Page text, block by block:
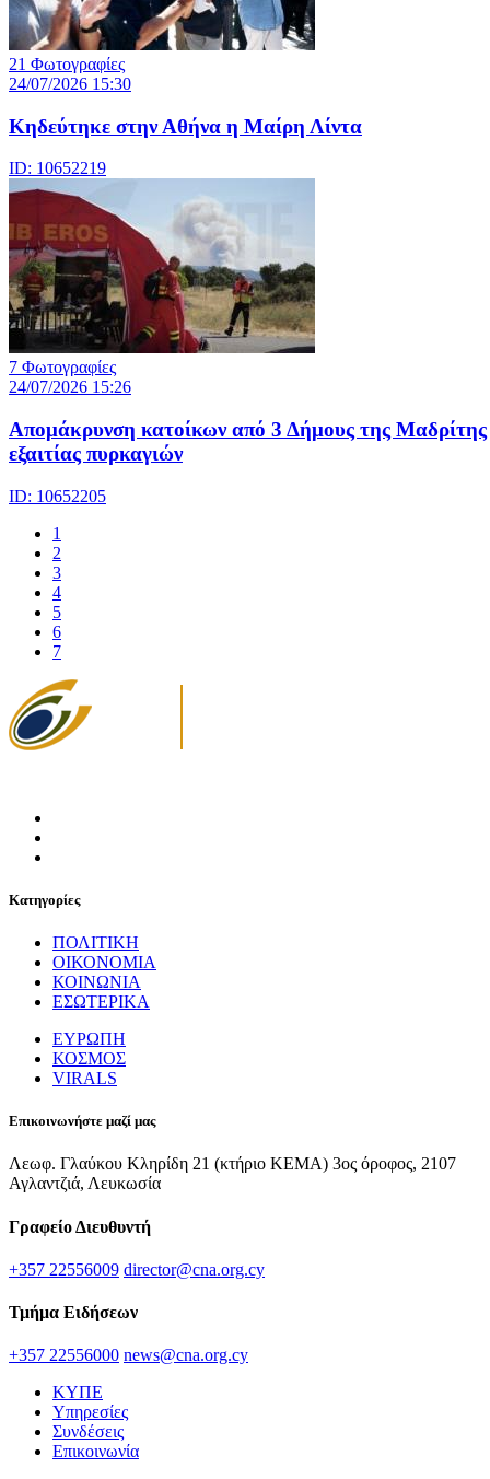
21 Φωτογραφίες
24/07/2026 15:30
Κηδεύτηκε στην Αθήνα η Μαίρη Λίντα
ID: 10652219
7 Φωτογραφίες
24/07/2026 15:26
Απομάκρυνση κατοίκων από 3 Δήμους της Μαδρίτης
εξαιτίας πυρκαγιών
ID: 10652205
1
2
3
4
5
6
7
Κατηγορίες
ΠΟΛΙΤΙΚΗ
ΟΙΚΟΝΟΜΙΑ
ΚΟΙΝΩΝΙΑ
ΕΣΩΤΕΡΙΚΑ
ΕΥΡΩΠΗ
ΚΟΣΜΟΣ
VIRALS
Επικοινωνήστε μαζί μας
Λεωφ. Γλαύκου Κληρίδη 21 (κτήριο ΚΕΜΑ) 3ος όροφος, 2107
Αγλαντζιά, Λευκωσία
Γραφείο Διευθυντή
+357 22556009 director@cna.org.cy
Τμήμα Ειδήσεων
+357 22556000 news@cna.org.cy
ΚΥΠΕ
Υπηρεσίες
Συνδέσεις
Επικοινωνία